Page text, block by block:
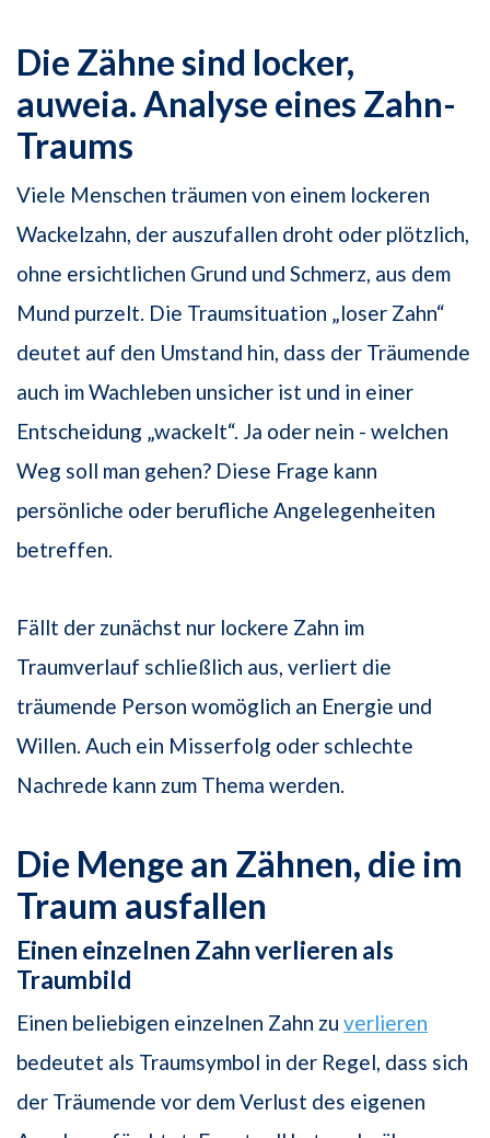
Die Zähne sind locker,
auweia. Analyse eines Zahn-
Traums
Viele Menschen träumen von einem lockeren
Wackelzahn, der auszufallen droht oder plötzlich,
ohne ersichtlichen Grund und Schmerz, aus dem
Mund purzelt. Die Traumsituation „loser Zahn“
deutet auf den Umstand hin, dass der Träumende
auch im Wachleben unsicher ist und in einer
Entscheidung „wackelt“. Ja oder nein - welchen
Weg soll man gehen? Diese Frage kann
persönliche oder berufliche Angelegenheiten
betreffen.
Fällt der zunächst nur lockere Zahn im
Traumverlauf schließlich aus, verliert die
träumende Person womöglich an Energie und
Willen. Auch ein Misserfolg oder schlechte
Nachrede kann zum Thema werden.
Die Menge an Zähnen, die im
Traum ausfallen
Einen einzelnen Zahn verlieren als
Traumbild
Einen beliebigen einzelnen Zahn zu verlieren
bedeutet als Traumsymbol in der Regel, dass sich
der Träumende vor dem Verlust des eigenen